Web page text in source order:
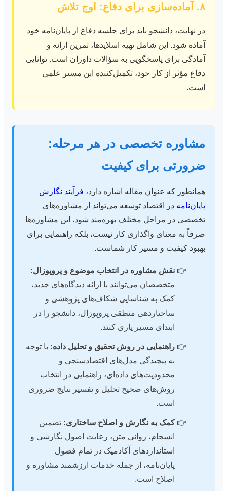
۸. آماده‌سازی برای دفاع: اوج تلاش
در نهایت، دانشجو باید برای جلسه دفاع از پایان‌نامه خود
آماده شود. این شامل تهیه اسلایدها، تمرین ارائه و
آمادگی برای پاسخگویی به سؤالات داوران است. توانایی
دفاع مؤثر از کار خود، تکمیل‌کننده این مسیر علمی
است.
مشاوره تخصصی در هر مرحله:
ضرورتی برای کیفیت
همانطور که عنوان مقاله اشاره دارد، فرآیند نگارش
پایان‌نامه در اقتصاد توسعه می‌تواند از مشاوره‌های
تخصصی در مراحل مختلف بهره‌مند شود. این مشاوره‌ها
صرفاً به معنای واگذاری کار نیست، بلکه راهنمایی برای
بهبود کیفیت و مسیر کار شماست.
نقش مشاوره در انتخاب موضوع و پروپوزال:
متخصصان می‌توانند با ارائه دیدگاه‌های جدید،
کمک به شناسایی شکاف‌های پژوهشی و
ساختاردهی منطقی پروپوزال، دانشجو را در
ابتدای مسیر یاری کنند.
راهنمایی در روش تحقیق و تحلیل داده: با توجه
به پیچیدگی مدل‌های اقتصادسنجی و
محدودیت‌های داده‌ای، راهنمایی در انتخاب
روش‌های صحیح تحلیل و تفسیر نتایج ضروری
است.
کمک به نگارش و اصلاح ساختاری: تضمین
انسجام، روانی متن، رعایت اصول نگارشی و
استانداردهای آکادمیک در تمام فصول
پایان‌نامه، از جمله خدمات ارزشمند مشاوره و
اصلاح است.